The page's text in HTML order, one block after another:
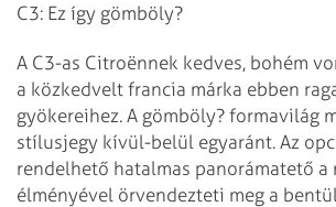
C3: Ez így gömböly?
A C3-as Citroënnek kedves, bohém
a közkedvelt francia márka ebben
gyökereihez. A gömböly? formavilág
stílusjegy kívül-belül egyaránt. Az
rendelhető hatalmas panorámatető
élményével örvendezteti meg a